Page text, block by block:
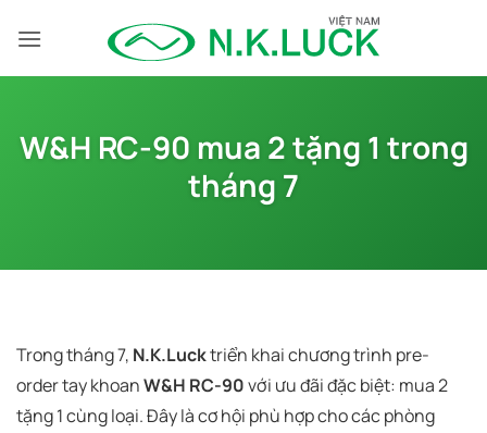
qua
W&H RC-90 mua 2 tặng 1 trong
tháng 7
Trong tháng 7, N.K.Lucktriển khai chương trình pre-
order tay khoanW&H RC-90với ưu đãi đặc biệt: mua 2
tặng 1 cùng loại. Đây là cơ hội phù hợp cho các phòng